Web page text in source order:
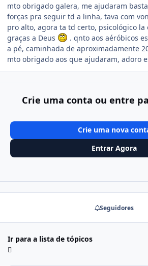
mto obrigado galera, me ajudaram
forças pra seguir td a linha, tava com
pro alto, agora ta td certo, psicológico la
graças a Deus
. qnto aos aéróbicos
a pé, caminhada de aproximadamente
mto obrigado aos que ajudaram, adoro
Crie uma conta ou entre
Crie uma nova
Entrar Agora
Seguidores
Ir para a lista de tópicos